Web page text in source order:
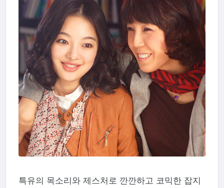
특유의 목소리와 제스처로 깐깐하고 코믹한 잡지